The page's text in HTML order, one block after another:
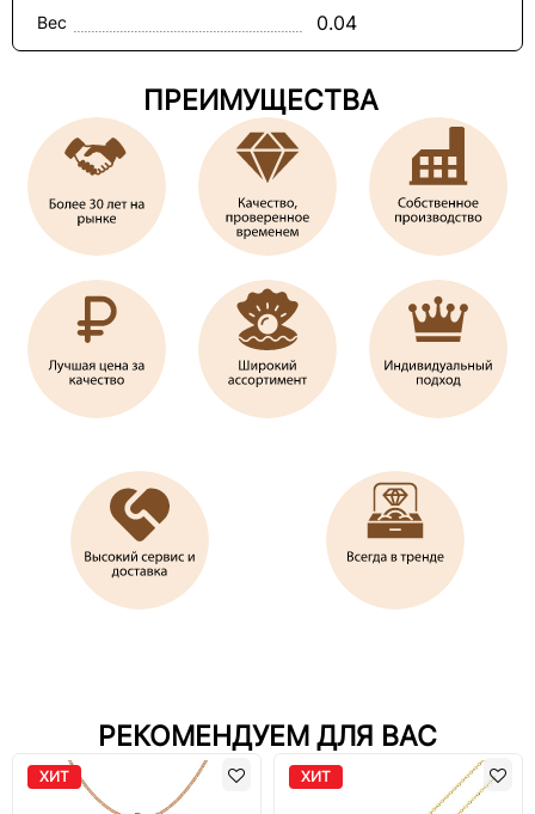
Вес 0.04
ПРЕИМУЩЕСТВА
РЕКОМЕНДУЕМ ДЛЯ ВАС
ХИТ ХИТ